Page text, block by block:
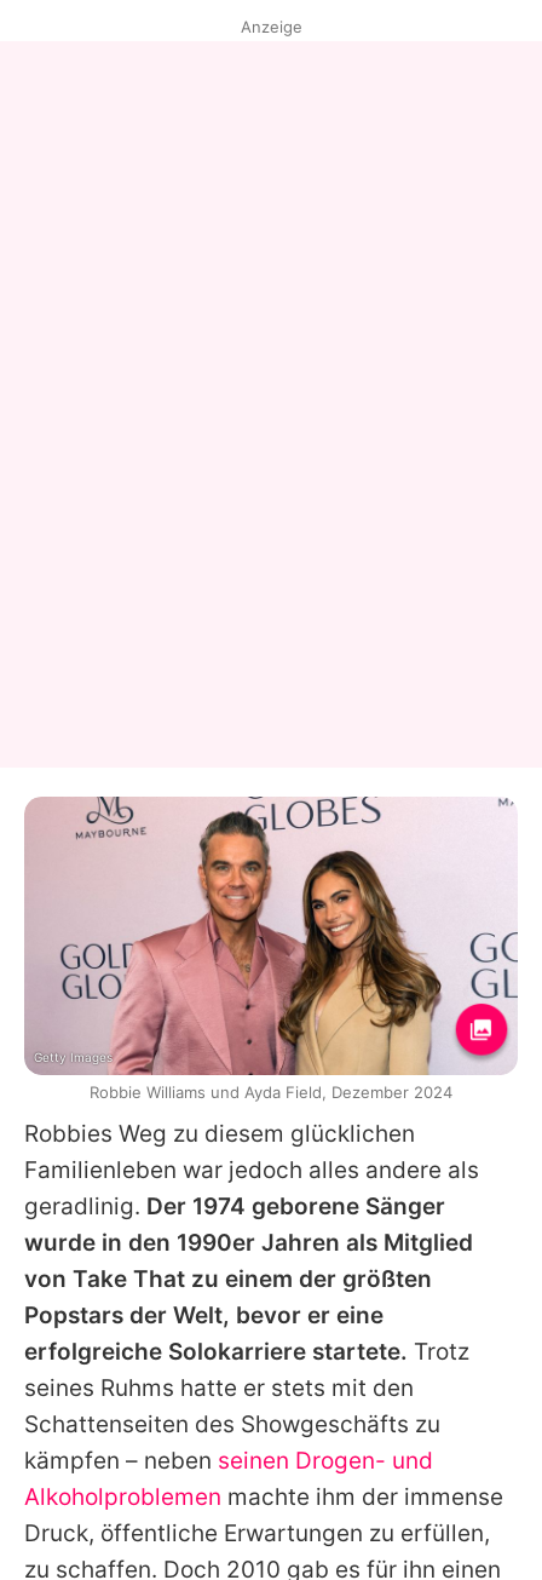
Robbies Weg zu diesem glücklichen
Familienleben war jedoch alles andere als
geradlinig. Der 1974 geborene Sänger
wurde in den 1990er Jahren als Mitglied
von Take That zu einem der größten
Popstars der Welt, bevor er eine
erfolgreiche Solokarriere startete. Trotz
seines Ruhms hatte er stets mit den
Schattenseiten des Showgeschäfts zu
kämpfen – neben seinen Drogen- und
Alkoholproblemen machte ihm der immense
Druck, öffentliche Erwartungen zu erfüllen,
zu schaffen. Doch 2010 gab es für ihn einen
Anzeige
Getty Images
Robbie Williams und Ayda Field, Dezember 2024